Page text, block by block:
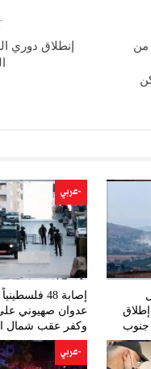
أعوام من
إنطلاق دوري
جنوب
-عربي
إصابة 48
عدوان صهيوني على
وكفر عقب شمال
-عربي